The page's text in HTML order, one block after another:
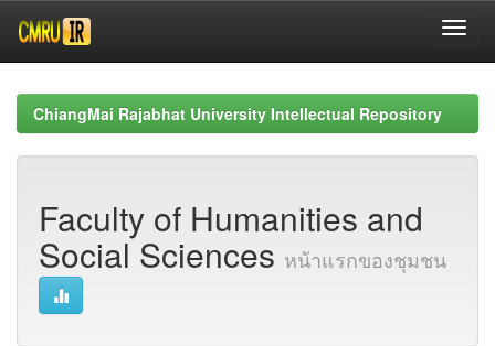
navigationChiangMai Rajabhat University Intellectual Repository
Faculty of Humanities and
Social Sciences หน้าแรกของชุมชน